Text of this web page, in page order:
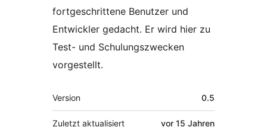
fortgeschrittene Benutzer und
Entwickler gedacht. Er wird hier zu
Test- und Schulungszwecken
vorgestellt.
Meta
Version 0.5
Zuletzt aktualisiert vor 15 Jahren